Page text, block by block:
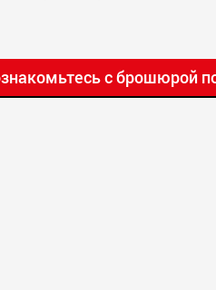
с брошюрой